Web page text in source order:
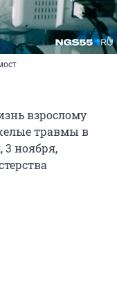
взрослому
травмы в
3 ноября,